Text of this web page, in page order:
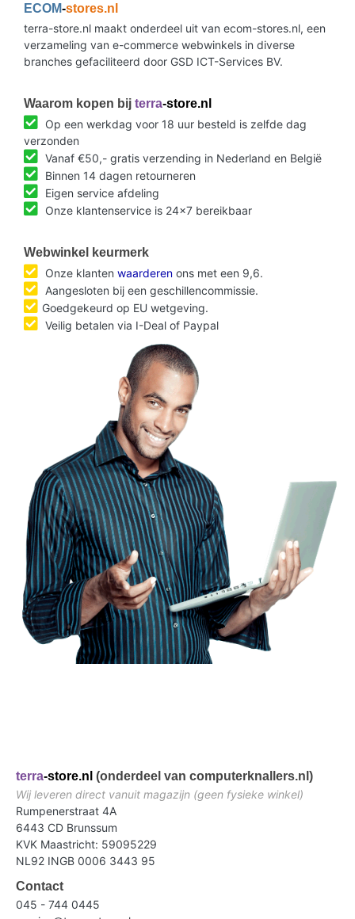
ECOM-stores.nl
terra-store.nl maakt onderdeel uit van ecom-stores.nl, een
verzameling van e-commerce webwinkels in diverse
branches gefaciliteerd door GSD ICT-Services BV.
Waarom kopen bij terra-store.nl
Op een werkdag voor 18 uur besteld is zelfde dag
verzonden
Vanaf €50,- gratis verzending in Nederland en België
Binnen 14 dagen retourneren
Eigen service afdeling
Onze klantenservice is 24x7 bereikbaar
Webwinkel keurmerk
Onze klanten waarderen ons met een 9,6.
Aangesloten bij een geschillencommissie.
Goedgekeurd op EU wetgeving.
Veilig betalen via I-Deal of Paypal
terra-store.nl (onderdeel van computerknallers.nl)
Wij leveren direct vanuit magazijn (geen fysieke winkel)
Rumpenerstraat 4A
6443 CD Brunssum
KVK Maastricht: 59095229
NL92 INGB 0006 3443 95
Contact
045 - 744 0445